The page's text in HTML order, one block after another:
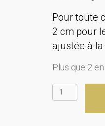
Pour toute
2 cm pour
ajustée à
Plus que 2
quantité
de